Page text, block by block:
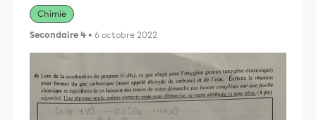
Chimie
Secondaire 4 • 6 octobre 2022